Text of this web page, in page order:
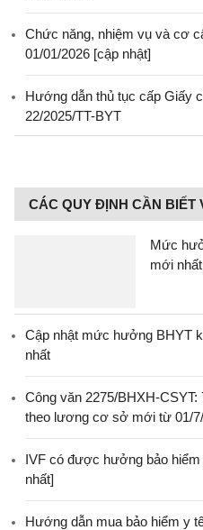
Chức năng, nhiệm vụ và cơ
01/01/2026 [cập nhật]
Hướng dẫn thủ tục cấp Giấy
22/2025/TT-BYT
CÁC QUY ĐỊNH CẦN BIẾT
Mức
mới nhất
Cập nhật mức hưởng BHYT
nhất
Công văn 2275/BHXH-
theo lương cơ sở mới từ 01/
IVF có được hưởng bảo
nhất]
Hướng dẫn mua bảo hiểm y